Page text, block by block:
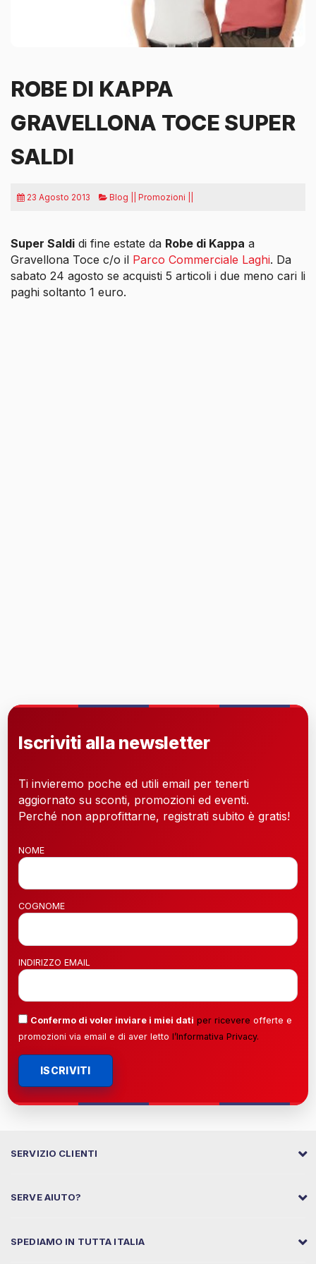
ROBE DI KAPPA
GRAVELLONA TOCE SUPER
SALDI
23 Agosto 2013 Blog || Promozioni ||
Super Saldi di fine estate da Robe di Kappa a
Gravellona Toce c/o il Parco Commerciale Laghi. Da
sabato 24 agosto se acquisti 5 articoli i due meno cari li
paghi soltanto 1 euro.
Iscriviti alla newsletter
Ti invieremo poche ed utili email per tenerti
aggiornato su sconti, promozioni ed eventi.
Perché non approfittarne, registrati subito è gratis!
NOME
COGNOME
INDIRIZZO EMAIL
Confermo di voler inviare i miei dati per ricevere offerte e
promozioni via email e di aver letto l’Informativa Privacy.
ISCRIVITI
SERVIZIO CLIENTI
SERVE AIUTO?
SPEDIAMO IN TUTTA ITALIA